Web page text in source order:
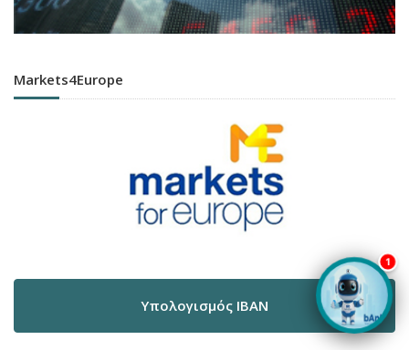
1
Markets4Europe
Υπολογισμός IBAN